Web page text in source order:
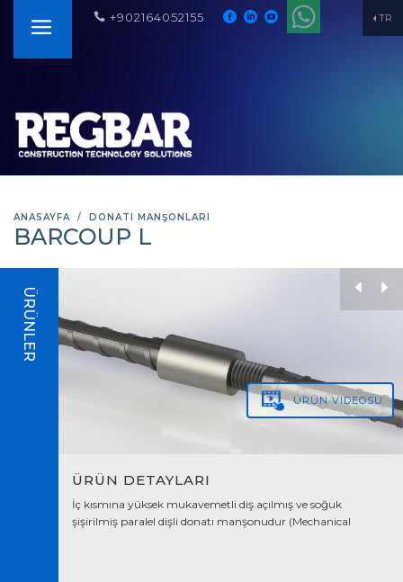
TR
+902164052155
ANASAYFA DONATI MANŞONLARI
BARCOUP L
ÜRÜNLER
ÜRÜN DETAYLARI
İç kısmına yüksek mukavemetli diş açılmış ve soğuk
şişirilmiş paralel dişli donatı manşonudur (Mechanical
ÜRÜNVIDEOSU